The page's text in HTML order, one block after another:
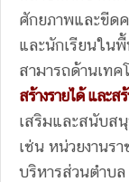
ศักยภาพและขีด
และนักเรียนใน
สามารถด้านเทค
สร้างรายได้ และส
เสริมและสนับส
เช่น หน่วยงานร
บริหารส่วนตำบ